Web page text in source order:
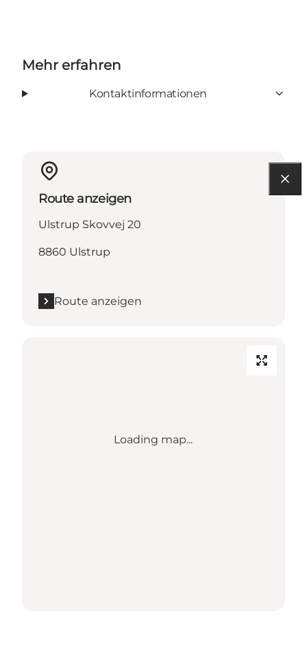
Mehr erfahren
Kontaktinformationen
Route anzeigen
Ulstrup Skovvej 20
8860 Ulstrup
Route anzeigen
Loading map...